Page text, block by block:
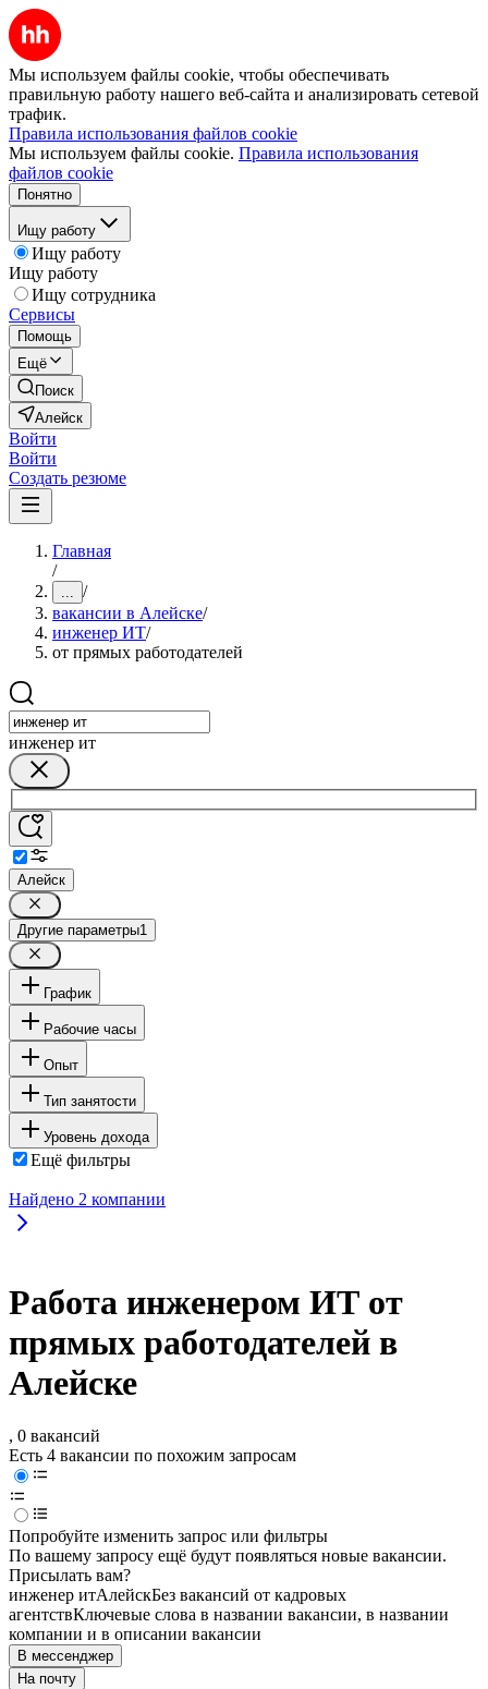
Мы используем файлы cookie, чтобы обеспечивать
правильную работу нашего веб-сайта и анализировать сетевой
трафик.
Правила использования файлов cookie
Мы используем файлы cookie. Правила использования
файлов cookie
Понятно
Ищу работу
Ищу работу
Ищу работу
Ищу сотрудника
Сервисы
Помощь
Ещё
Поиск
Алейск
Войти
Войти
Создать резюме
Главная
/
... /
вакансии в Алейске/
инженер ИТ/
от прямых работодателей
инженер ит
Алейск
Другие параметры1
График
Рабочие часы
Опыт
Тип занятости
Уровень дохода
Ещё фильтры
Найдено 2 компании
Работа инженером ИТ от
прямых работодателей в
Алейске
, 0 вакансий
Есть 4 вакансии по похожим запросам
Попробуйте изменить запрос или фильтры
По вашему запросу ещё будут появляться новые вакансии.
Присылать вам?
инженер итАлейскБез вакансий от кадровых
агентствКлючевые слова в названии вакансии, в названии
компании и в описании вакансии
В мессенджер
На почту